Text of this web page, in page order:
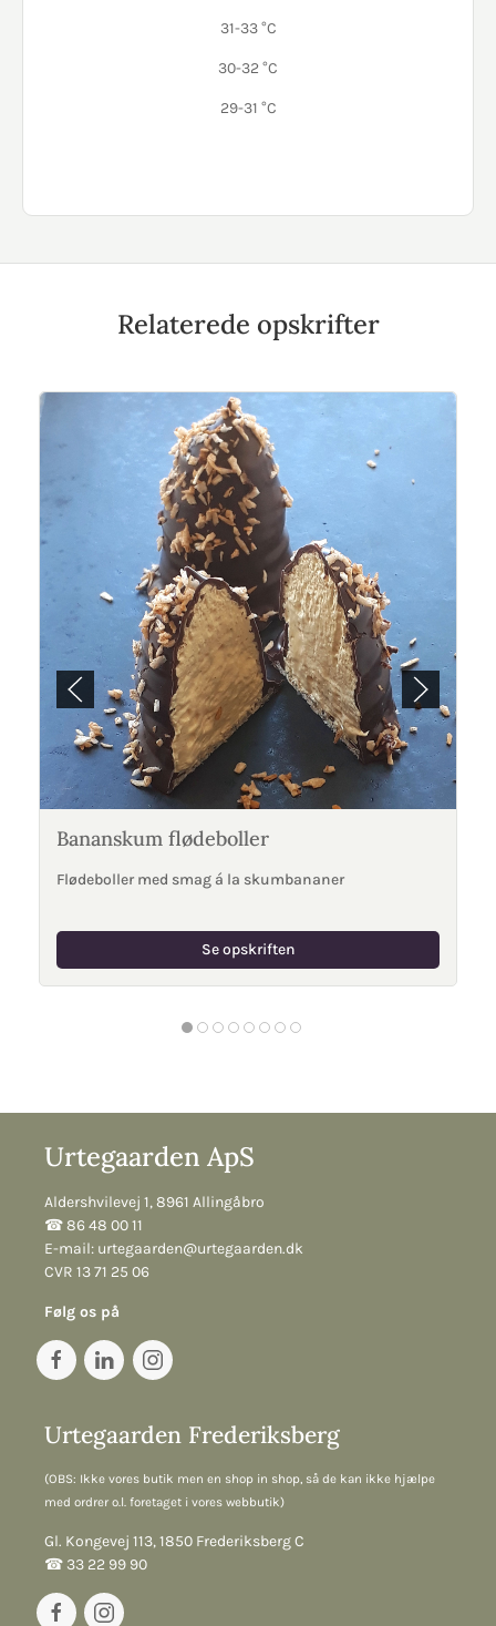
31-33 °C
30-32 °C
29-31 °C
Relaterede opskrifter
Bananskum flødeboller
Flødeboller med smag á la skumbananer
Se opskriften
Urtegaarden ApS
Aldershvilevej 1, 8961 Allingåbro
☎︎ 86 48 00 11
E-mail: urtegaarden@urtegaarden.dk
CVR 13 71 25 06
Følg os på
Urtegaarden Frederiksberg
(OBS: Ikke vores butik men en shop in shop, så de kan ikke hjælpe
med ordrer o.l. foretaget i vores webbutik)
Gl. Kongevej 113, 1850 Frederiksberg C
☎︎ 33 22 99 90